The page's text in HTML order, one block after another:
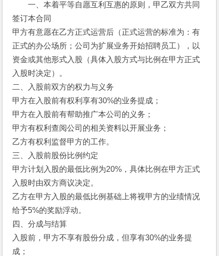
一、本着平等自愿互利互惠的原则，甲乙双方共同
签订本合同
甲方有意愿在乙方正式运营后（正式运营的标准为：有
正式的办公场所；公司为扩展业务开始招聘员工），以
资金或其他形式入股（具体入股方式与比例在甲方正式
入股时决定）。
二、入股前双方的权力与义务
甲方在入股前有权利享有30%的业务提成；
甲方在入股前有帮助推广本公司的义务；
甲方有权利查阅公司的相关资料以开展业务；
乙方有权利监督甲方的工作。
三、入股前股份比例约定
甲方计划入股的最低比例为20%，具体比例在甲方正式
入股时由双方商议决定。
乙方在甲方入股的最低比例基础上将视甲方的业绩情况
给予5%的奖励浮动。
四、分成与结算
入股前，甲方不享有股份分成，但享有30%的业务提
成；